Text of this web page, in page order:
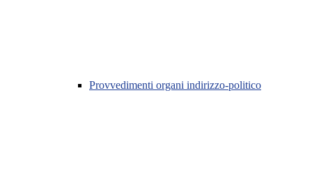
Provvedimenti organi indirizzo-politico